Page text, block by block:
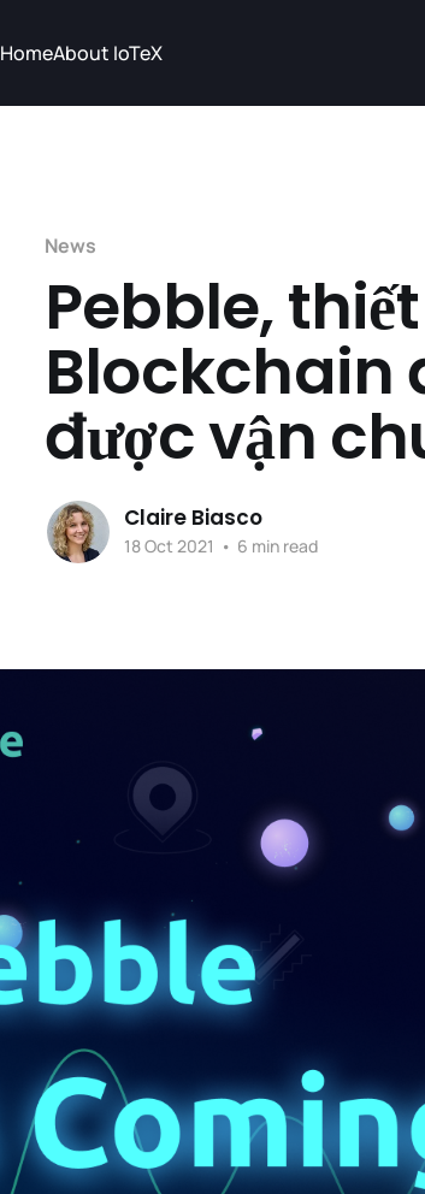
HomeAbout IoTeX
News
Pebble,
Blockchain
được vận
Claire Biasco
18 Oct 2021 • 6 min read